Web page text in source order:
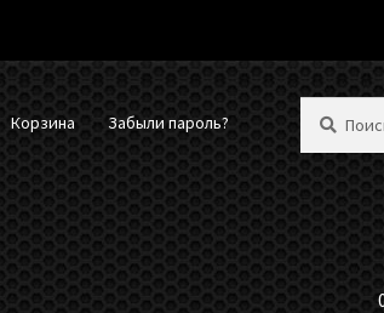
Корзина Забыли пароль?